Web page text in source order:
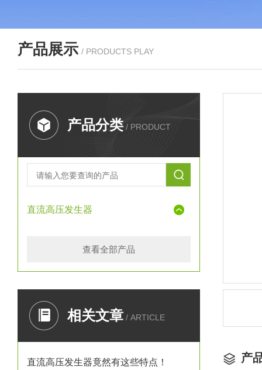
产品展示 / PRODUCTS PLAY
产品分类 / PRODUCT
直流高压发生器
查看全部产品
相关文章 / ARTICLE
直流高压发生器竟然有这些特点！ 产